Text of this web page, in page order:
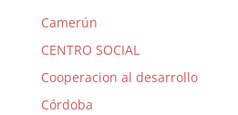
Camerún
CENTRO SOCIAL
Cooperacion al desarrollo
Córdoba